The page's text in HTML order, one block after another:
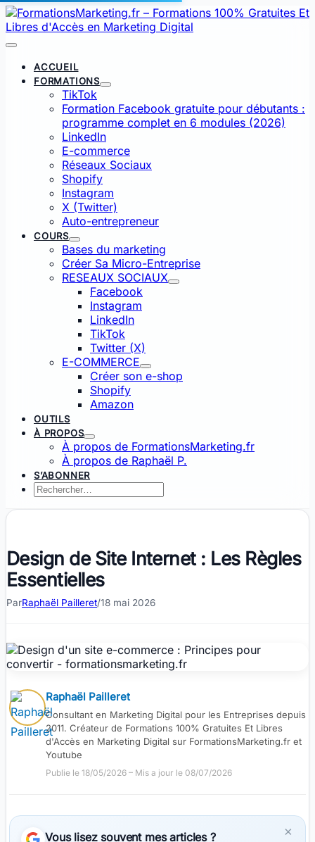
Aller
au
contenu
Menu
principal
ACCUEIL
FORMATIONS
TikTok
Formation Facebook gratuite pour débutants :
programme complet en 6 modules (2026)
LinkedIn
E-commerce
Réseaux Sociaux
Shopify
Instagram
X (Twitter)
Auto-entrepreneur
COURS
Bases du marketing
Créer Sa Micro-Entreprise
RESEAUX SOCIAUX
Facebook
Instagram
LinkedIn
TikTok
Twitter (X)
E-COMMERCE
Créer son e-shop
Shopify
Amazon
OUTILS
À PROPOS
À propos de FormationsMarketing.fr
À propos de Raphaël P.
S’ABONNER
Rechercher :
Design de Site Internet : Les Règles
Essentielles
ParRaphaël Pailleret/18 mai 2026
Raphaël Pailleret
Consultant en Marketing Digital pour les Entreprises depuis
2011. Créateur de Formations 100% Gratuites Et Libres
d'Accès en Marketing Digital sur FormationsMarketing.fr et
Youtube
Publie le 18/05/2026 – Mis a jour le 08/07/2026
×
Vous lisez souvent mes articles ?